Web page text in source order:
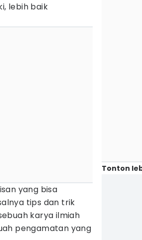
lebih baik
yang bisa
tips dan trik
karya ilmiah
pengamatan yang
Tonton